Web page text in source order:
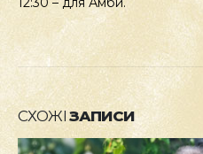
СХОЖІ ЗАПИСИ